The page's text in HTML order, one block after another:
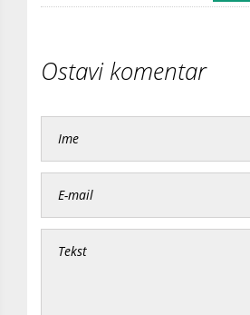
Ostavi komentar